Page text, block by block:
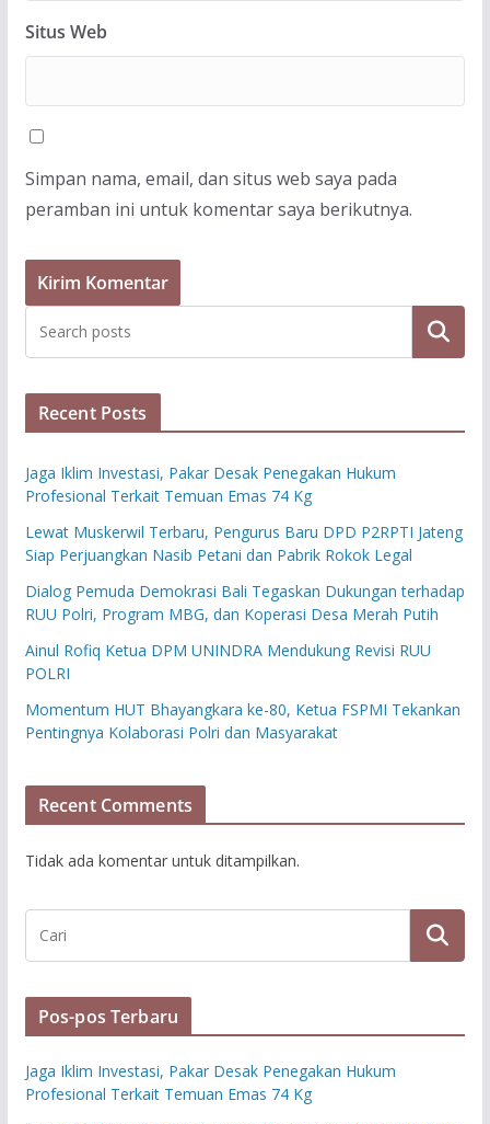
Situs Web
Simpan nama, email, dan situs web saya pada
peramban ini untuk komentar saya berikutnya.
Cari
Recent Posts
Jaga Iklim Investasi, Pakar Desak Penegakan Hukum
Profesional Terkait Temuan Emas 74 Kg
Lewat Muskerwil Terbaru, Pengurus Baru DPD P2RPTI Jateng
Siap Perjuangkan Nasib Petani dan Pabrik Rokok Legal
Dialog Pemuda Demokrasi Bali Tegaskan Dukungan terhadap
RUU Polri, Program MBG, dan Koperasi Desa Merah Putih
Ainul Rofiq Ketua DPM UNINDRA Mendukung Revisi RUU
POLRI
Momentum HUT Bhayangkara ke-80, Ketua FSPMI Tekankan
Pentingnya Kolaborasi Polri dan Masyarakat
Recent Comments
Tidak ada komentar untuk ditampilkan.
Pos-pos Terbaru
Jaga Iklim Investasi, Pakar Desak Penegakan Hukum
Profesional Terkait Temuan Emas 74 Kg